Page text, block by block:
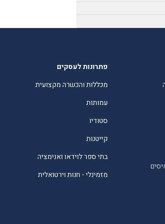
פתרונות לעסקים
מכללות והכשרה מקצועית
עמותות
סטודיו
קייטנות
בתי ספר לוידאו ואנימציה
מזמינלי - חנות וירטואלית